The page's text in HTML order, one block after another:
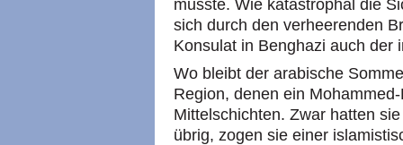
musste. Wie katastrophal die
sich durch den verheerenden
Konsulat in Benghazi auch der
Wo bleibt der arabische
Region, denen ein
Mittelschichten. Zwar hatten
übrig, zogen sie einer